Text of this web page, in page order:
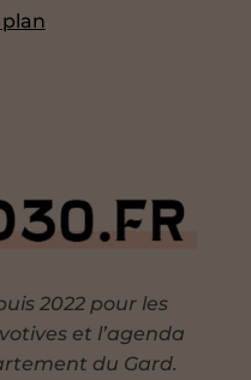
2022 pour les
et l’agenda
du Gard.